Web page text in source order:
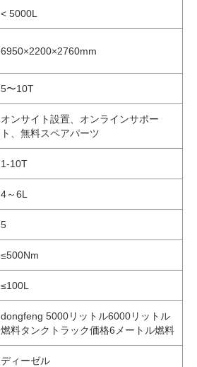
< 5000L
6950×2200×2760mm
5〜10T
オンサイト設置、オンラインサポー
ト、無料スペアパーツ
1-10T
4～6L
5
≤500Nm
≤100L
dongfeng 5000リットル6000リットル
燃料タンクトラック価格6メートル燃料
ディーゼル